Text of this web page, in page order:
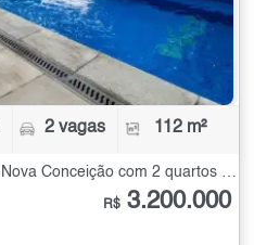
2 vagas 112 m²
Apartamento à Venda na Vila Nova Conceição com 2 quartos - 112 m²
R$ 3.200.000